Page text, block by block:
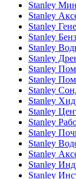
Stanley
Stanley
Stanley
Stanley
Stanley
Stanley
Stanley
Stanley
Stanley
Stanley
Stanley
Stanley
Stanley
Stanley
Stanley
Stanley
Stanley